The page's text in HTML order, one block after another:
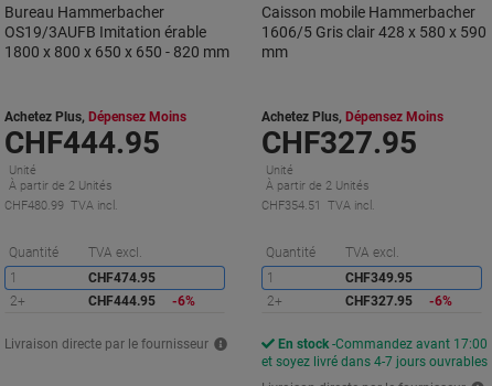
Bureau Hammerbacher
OS19/3AUFB Imitation érable
1800 x 800 x 650 x 650 - 820 mm
Achetez Plus, Dépensez Moins
CHF444.95
Unité
À partir de 2 Unités
CHF480.99 TVA incl.
Quantité TVA excl.
Économies
1
CHF474.95
2+
CHF444.95 -6%
Livraison directe par le fournisseur
Caisson mobile Hammerbacher
1606/5 Gris clair 428 x 580 x 590
mm
Achetez Plus, Dépensez Moins
CHF327.95
Unité
À partir de 2 Unités
CHF354.51 TVA incl.
Quantité TVA excl.
1
CHF349.95
2+
CHF327.95 -6%
En stock Commandez avant 17:00
et soyez livré dans 4-7 jours ouvrables